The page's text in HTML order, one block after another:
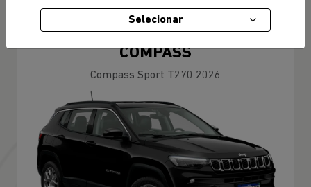
COMPASS
Compass Sport T270 2026
Selecionar